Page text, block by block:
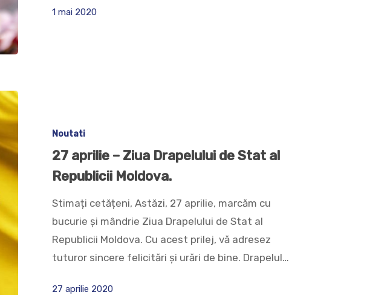
to close
1 mai 2020
Noutati
27 aprilie – Ziua Drapelului de Stat al
Republicii Moldova.
Stimați cetățeni, Astăzi, 27 aprilie, marcăm cu
bucurie și mândrie Ziua Drapelului de Stat al
Republicii Moldova. Cu acest prilej, vă adresez
tuturor sincere felicitări și urări de bine. Drapelul…
27 aprilie 2020